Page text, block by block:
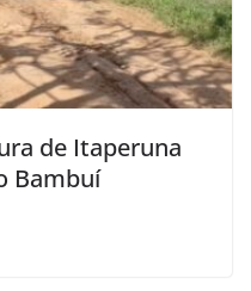
de Itaperuna
Bambuí